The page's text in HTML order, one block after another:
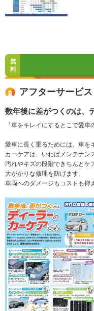
無
料
アフターサービス
数年後に差がつくのは、
『車をキレイにするとこで愛車
愛車に長く乗るためには、車を
カーケアは、いわばメンテナン
汚れやキズの段階できちんとケ
大がかりな修理を防げます。
車両へのダメージもコストも抑